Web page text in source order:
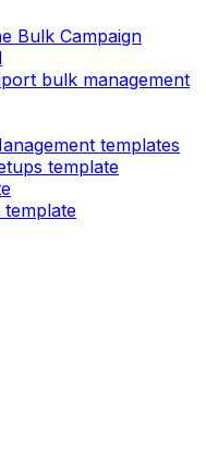
Bulk Campaign
bulk management
templates
template
template